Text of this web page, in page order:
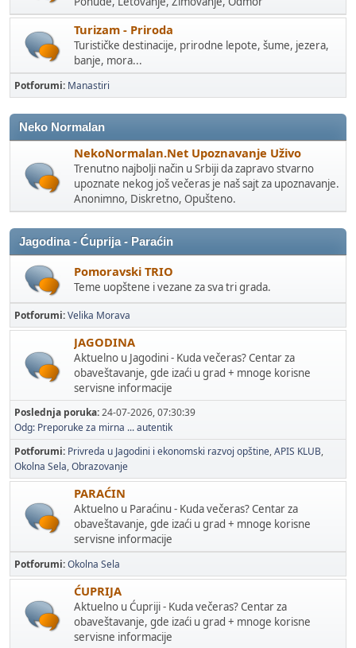
Turizam - Priroda
Turističke destinacije, prirodne lepote, šume, jezera,
banje, mora...
Potforumi Manastiri
Neko Normalan
NekoNormalan.Net Upoznavanje Uživo
Trenutno najbolji način u Srbiji da zapravo stvarno
upoznate nekog još večeras je naš sajt za upoznavanje.
Anonimno, Diskretno, Opušteno.
Jagodina - Ćuprija - Paraćin
Pomoravski TRIO
Teme uopštene i vezane za sva tri grada.
Potforumi Velika Morava
JAGODINA
Aktuelno u Jagodini - Kuda večeras? Centar za
obaveštavanje, gde izaći u grad + mnoge korisne
servisne informacije
Poslednja poruka:24-07-2026, 07:30:39
Odg: Preporuke za mirna ...autentik
Potforumi Privreda u Jagodini i ekonomski razvoj opštine APIS KLUB
Okolna Sela Obrazovanje
PARAĆIN
Aktuelno u Paraćinu - Kuda večeras? Centar za
obaveštavanje, gde izaći u grad + mnoge korisne
servisne informacije
Potforumi Okolna Sela
ĆUPRIJA
Aktuelno u Ćupriji - Kuda večeras? Centar za
obaveštavanje, gde izaći u grad + mnoge korisne
servisne informacije